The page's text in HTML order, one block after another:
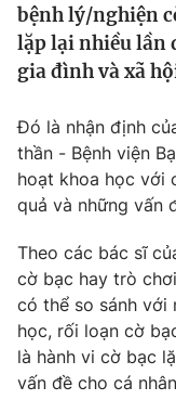
Thế giới
Tin tức
Câu chuyện quốc
Kinh tế
Tài chính
Thị trường
Góc doanh nghiệp
Dữ liệu và đời
Truyền hình
Phim VTV
Hậu trường
Nhân vật
Khán giả
Giải trí
Điện ảnh
Âm nhạc
Đời sống
Du lịch
bệnh lý/nghiện
lặp lại nhiều lần
gia đình và xã
Đó là nhận định
thần - Bệnh viện
hoạt khoa học với
quả và những vấn
Theo các bác sĩ
cờ bạc hay trò
có thể so sánh với
học, rối loạn cờ
là hành vi cờ bạc
vấn đề cho cá